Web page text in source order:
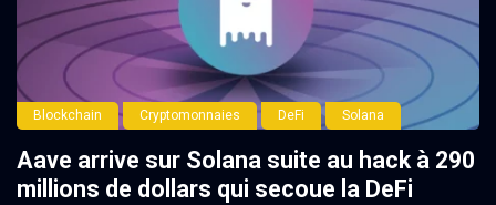
Blockchain Cryptomonnaies DeFi Solana
Aave arrive sur Solana suite au hack à 290
millions de dollars qui secoue la DeFi